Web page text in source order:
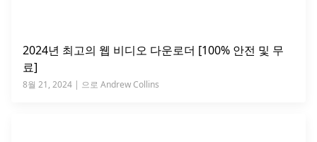
2024년 최고의 웹 비디오 다운로더 [100% 안전 및 무
료]
8월 21, 2024 | 으로 Andrew Collins